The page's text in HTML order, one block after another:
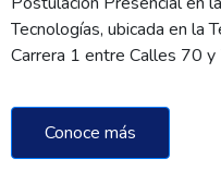
Tecnologías, ubicada en la
Carrera 1 entre Calles 70 y
Conoce más